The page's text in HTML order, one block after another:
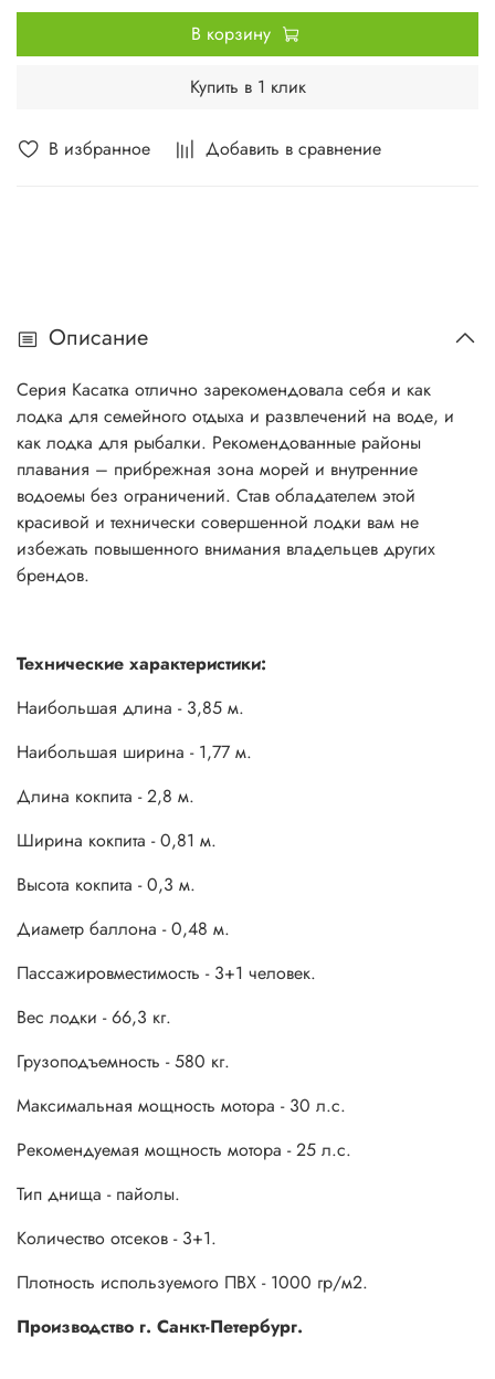
В избранное Добавить в сравнение
В корзину
Купить в 1 клик
Описание
Серия Касатка отлично зарекомендовала себя и как
лодка для семейного отдыха и развлечений на воде, и
как лодка для рыбалки. Рекомендованные районы
плавания – прибрежная зона морей и внутренние
водоемы без ограничений. Став обладателем этой
красивой и технически совершенной лодки вам не
избежать повышенного внимания владельцев других
брендов.
Технические характеристики:
Наибольшая длина - 3,85 м.
Наибольшая ширина - 1,77 м.
Длина кокпита - 2,8 м.
Ширина кокпита - 0,81 м.
Высота кокпита - 0,3 м.
Диаметр баллона - 0,48 м.
Пассажировместимость - 3+1 человек.
Вес лодки - 66,3 кг.
Грузоподъемность - 580 кг.
Максимальная мощность мотора - 30 л.с.
Рекомендуемая мощность мотора - 25 л.с.
Тип днища - пайолы.
Количество отсеков - 3+1.
Плотность используемого ПВХ - 1000 гр/м2.
Производство г. Санкт-Петербург.